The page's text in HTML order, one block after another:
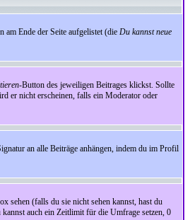
am Ende der Seite aufgelistet (die Du kannst neue
-Button des jeweiligen Beitrages klickst. Sollte
er nicht erscheinen, falls ein Moderator oder
an alle Beiträge anhängen, indem du im Profil
sehen (falls du sie nicht sehen kannst, hast du
auch ein Zeitlimit für die Umfrage setzen, 0